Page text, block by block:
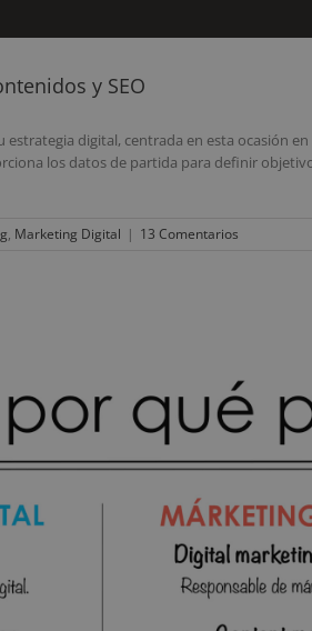
y SEO
digital, centrada en esta ocasión
los datos de partida para definir
, Marketing Digital | 13 Comentarios